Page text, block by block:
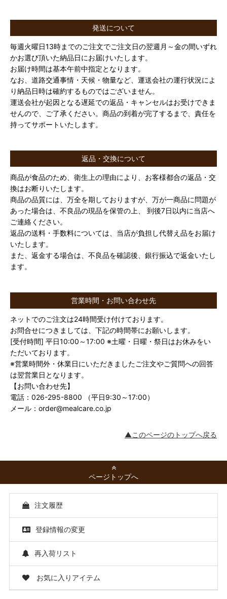
発送について
毎週火曜日13時までのご注文でご注文日の翌週月～金の間いずれ
かお選び頂いた納品日にお届けいたします。
お届け時間は基本午前中指定となります。
なお、道路交通事情・天候・物量など、運送会社の運行状況によ
り納品日時は確約するものではございません。
運送会社が起因となる遅延での返品・キャンセルはお受けできま
せんので、ご了承ください。商品の到着が完了するまで、責任を
持ってサポートいたします。
返品・交換について
商品が食品のため、衛生上の理由により、お客様都合の返品・交
換はお断りいたします。
商品の品質には、万全を期しておりますが、万が一商品に問題が
あった場合は、不良品の現品を保管の上、 到後7日以内に当店へ
ご連絡ください。
返品の送料・手数料については、当店が負担し代替え品をお届け
いたします。
また、返金する場合は、不良品を確認後、銀行振込で返金いたし
ます。
営業時間・お問い合わせ先
ネットでのご注文は24時間受け付けております。
お問合せにつきましては、下記の時間帯にお願いします。
[受付時間] 平日10:00～17:00 ※土曜・日曜・祭日はお休みをい
ただいております。
※営業時間外・休業日にいただきましたご注文やご質問への回答
は翌営業日となります。
【お問い合わせ先】
電話：026-295-8800 （平日9:30～17:00）
メール：order@mealcare.co.jp
▲このページのトップへ戻る
ページトップへ
注文履歴
登録情報の変更
再入荷リスト
お気に入りアイテム